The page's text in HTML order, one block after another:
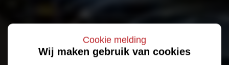
Cookie melding
Wij maken gebruik van cookies